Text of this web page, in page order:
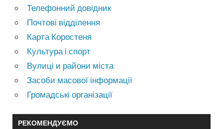
Телефонний довідник
Почтові відділення
Карта Коростеня
Культура і спорт
Вулиці и райони міста
Засоби масової інформації
Громадські організації
РЕКОМЕНДУЄМО